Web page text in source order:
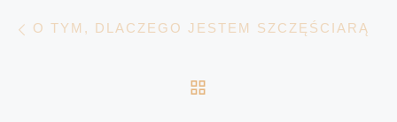
Nawigacja wpisu
O TYM, DLACZEGO JESTEM SZCZĘŚCIARĄ